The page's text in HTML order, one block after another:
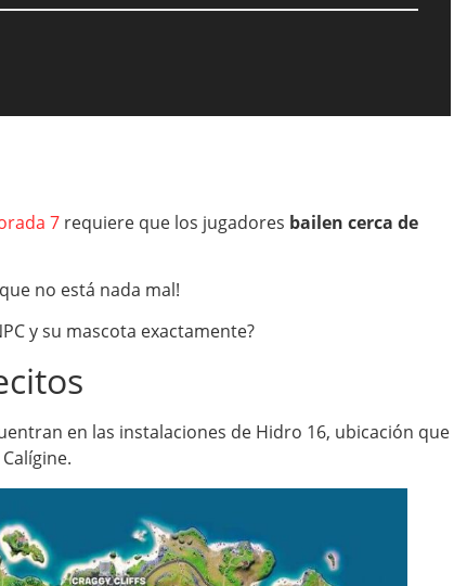
7 requiere que los jugadores bailen cerca de
no está nada mal!
y su mascota exactamente?
en las instalaciones de Hidro 16, ubicación que